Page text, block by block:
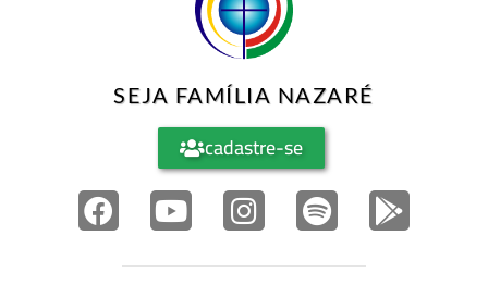
SEJA FAMÍLIA NAZARÉ
cadastre-se